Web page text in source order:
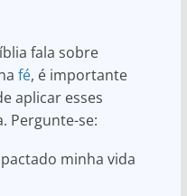
fala sobre
fé, é importante
aplicar esses
Pergunte-se:
minha vida